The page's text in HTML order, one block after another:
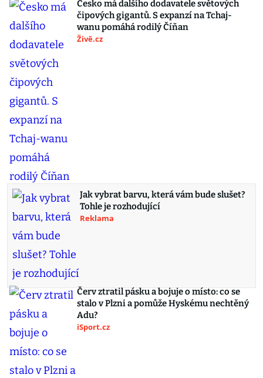
Česko má dalšího dodavatele světových
čipových gigantů. S expanzí na Tchaj-
wanu pomáhá rodilý Číňan
Živě.cz
Jak vybrat barvu, která vám bude slušet?
Tohle je rozhodující
Reklama
Červ ztratil pásku a bojuje o místo: co se
stalo v Plzni a pomůže Hyskému nechtěný
Adu?
iSport.cz